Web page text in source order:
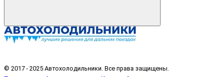
© 2017 - 2025 Автохолодильники. Все права защищены.